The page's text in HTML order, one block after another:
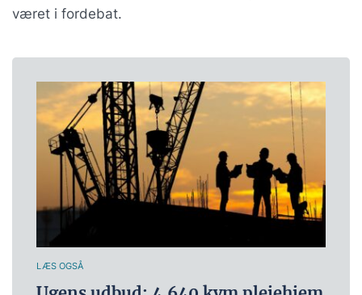
været i fordebat.
LÆS OGSÅ